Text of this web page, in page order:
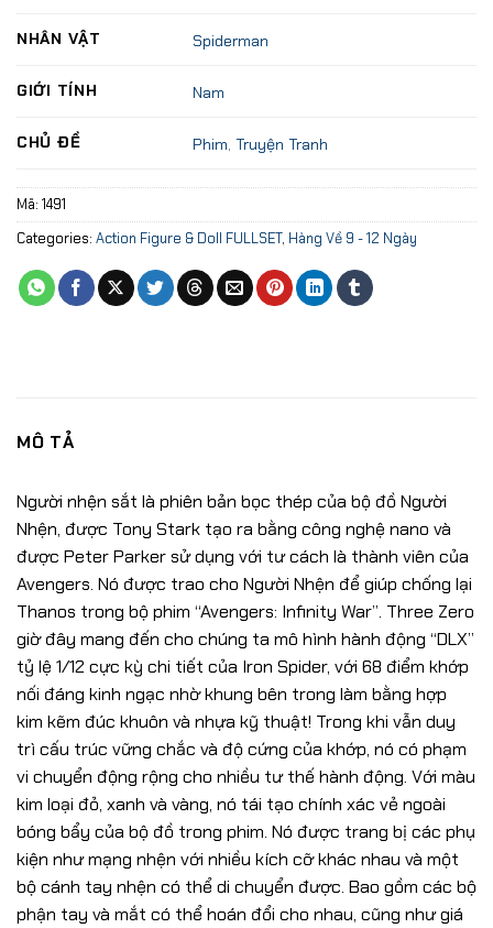
NHÂN VẬT Spiderman
GIỚI TÍNH Nam
CHỦ ĐỀ Phim ,Truyện Tranh
Mã: 1491
Categories: Action Figure & Doll FULLSET, Hàng Về 9 - 12 Ngày
MÔ TẢ
Người nhện sắt là phiên bản bọc thép của bộ đồ Người
Nhện, được Tony Stark tạo ra bằng công nghệ nano và
được Peter Parker sử dụng với tư cách là thành viên của
Avengers. Nó được trao cho Người Nhện để giúp chống lại
Thanos trong bộ phim “Avengers: Infinity War”. Three Zero
giờ đây mang đến cho chúng ta mô hình hành động “DLX”
tỷ lệ 1/12 cực kỳ chi tiết của Iron Spider, với 68 điểm khớp
nối đáng kinh ngạc nhờ khung bên trong làm bằng hợp
kim kẽm đúc khuôn và nhựa kỹ thuật! Trong khi vẫn duy
trì cấu trúc vững chắc và độ cứng của khớp, nó có phạm
vi chuyển động rộng cho nhiều tư thế hành động. Với màu
kim loại đỏ, xanh và vàng, nó tái tạo chính xác vẻ ngoài
bóng bẩy của bộ đồ trong phim. Nó được trang bị các phụ
kiện như mạng nhện với nhiều kích cỡ khác nhau và một
bộ cánh tay nhện có thể di chuyển được. Bao gồm các bộ
phận tay và mắt có thể hoán đổi cho nhau, cũng như giá